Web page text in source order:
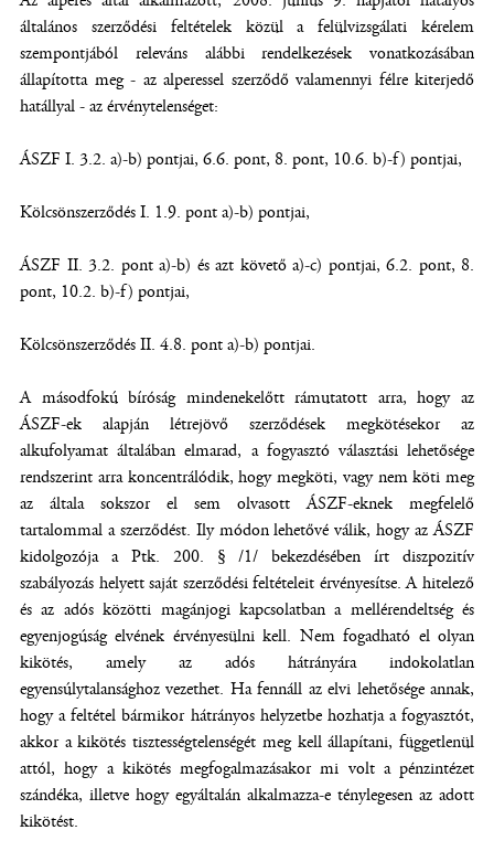
általános szerződési feltételek közül a felülvizsgálati kérelem
szempontjából releváns alábbi rendelkezések vonatkozásában
állapította meg - az alperessel szerződő valamennyi félre kiterjedő
hatállyal - az érvénytelenséget:
ÁSZF I. 3.2. a)-b) pontjai, 6.6. pont, 8. pont, 10.6. b)-f) pontjai,
Kölcsönszerződés I. 1.9. pont a)-b) pontjai,
ÁSZF II. 3.2. pont a)-b) és azt követő a)-c) pontjai, 6.2. pont, 8.
pont, 10.2. b)-f) pontjai,
Kölcsönszerződés II. 4.8. pont a)-b) pontjai.
A másodfokú bíróság mindenekelőtt rámutatott arra, hogy az
ÁSZF-ek alapján létrejövő szerződések megkötésekor az
alkufolyamat általában elmarad, a fogyasztó választási lehetősége
rendszerint arra koncentrálódik, hogy megköti, vagy nem köti meg
az általa sokszor el sem olvasott ÁSZF-eknek megfelelő
tartalommal a szerződést. Ily módon lehetővé válik, hogy az ÁSZF
kidolgozója a Ptk. 200. § /1/ bekezdésében írt diszpozitív
szabályozás helyett saját szerződési feltételeit érvényesítse. A hitelező
és az adós közötti magánjogi kapcsolatban a mellérendeltség és
egyenjogúság elvének érvényesülni kell. Nem fogadható el olyan
kikötés, amely az adós hátrányára indokolatlan
egyensúlytalansághoz vezethet. Ha fennáll az elvi lehetősége annak,
hogy a feltétel bármikor hátrányos helyzetbe hozhatja a fogyasztót,
akkor a kikötés tisztességtelenségét meg kell állapítani, függetlenül
attól, hogy a kikötés megfogalmazásakor mi volt a pénzintézet
szándéka, illetve hogy egyáltalán alkalmazza-e ténylegesen az adott
kikötést.